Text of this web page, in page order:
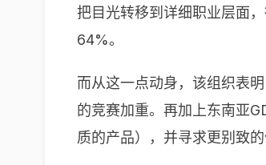
把目光转移到详细职业层面
64%。
而从这一点动身，该组织表
的竞赛加重。再加上东南亚
质的产品），并寻求更别致的